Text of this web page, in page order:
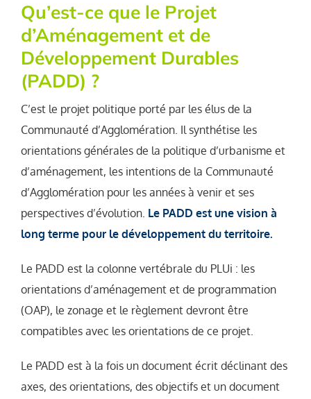
Qu’est-ce que le Projet
d’Aménagement et de
Développement Durables
(PADD) ?
C’est le projet politique porté par les élus de la
Communauté d’Agglomération. Il synthétise les
orientations générales de la politique d’urbanisme et
d’aménagement, les intentions de la Communauté
d’Agglomération pour les années à venir et ses
perspectives d’évolution. Le PADD est une vision à
long terme pour le développement du territoire.
Le PADD est la colonne vertébrale du PLUi : les
orientations d’aménagement et de programmation
(OAP), le zonage et le règlement devront être
compatibles avec les orientations de ce projet.
Le PADD est à la fois un document écrit déclinant des
axes, des orientations, des objectifs et un document